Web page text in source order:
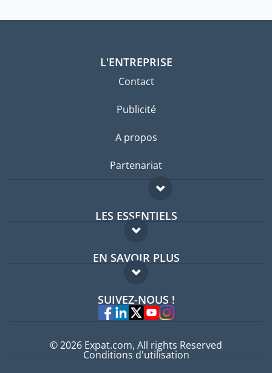
L'ENTREPRISE
Contact
Publicité
A propos
Partenariat
LES ESSENTIELS
Forum expatriés
Guides pays
EN SAVOIR PLUS
FAQ
Experts
SUIVEZ-NOUS !
© 2026 Expat.com, All rights Reserved
Conditions d'utilisation